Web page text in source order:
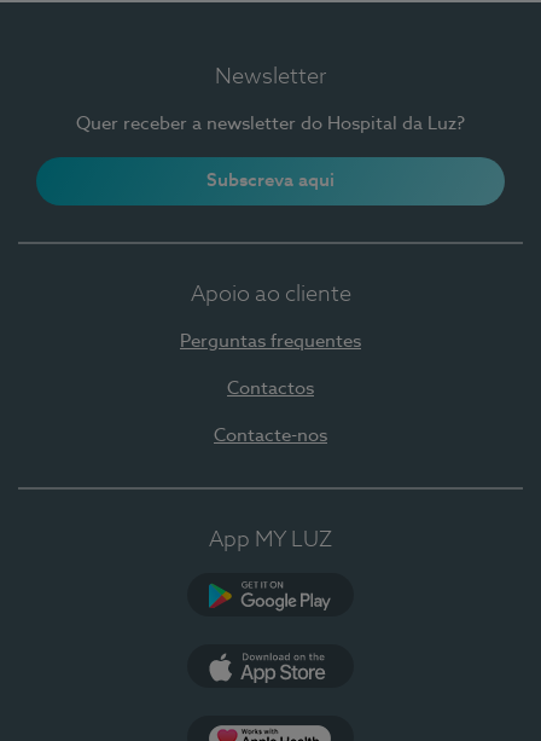
Newsletter
Quer receber a newsletter do Hospital da Luz?
Subscreva aqui
Apoio ao cliente
Perguntas frequentes
Contactos
Contacte-nos
App MY LUZ